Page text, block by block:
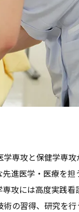
専攻と保健学専攻
進医学・医療を担
攻には高度実践看
の習得、研究を行